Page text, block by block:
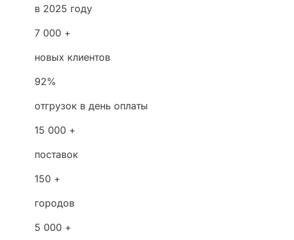
в 2025 году
7 000 +
новых клиентов
92%
отгрузок в день оплаты
15 000 +
поставок
150 +
городов
5 000 +